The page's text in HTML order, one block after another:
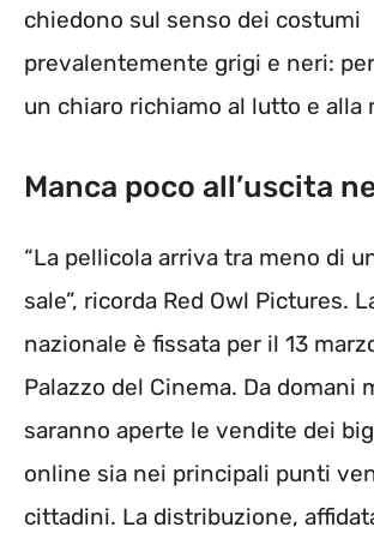
chiedono sul senso dei costumi
prevalentemente grigi e neri:
un chiaro richiamo al lutto e alla
Manca poco all’uscita
“La pellicola arriva tra meno di
sale”, ricorda Red Owl Pictures.
nazionale è fissata per il 13
Palazzo del Cinema. Da domani
saranno aperte le vendite dei
online sia nei principali punti
cittadini. La distribuzione,